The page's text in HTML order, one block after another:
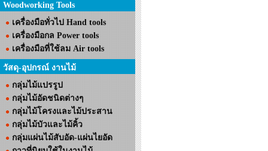
Woodworking Tools
เครื่องมือทั่วไป Hand tools
เครื่องมือกล Power tools
เครื่องมือที่ใช้ลม Air tools
วัสดุ-อุปกรณ์ งานไม้
กลุ่มไม้แปรรูป
กลุ่มไม้อัดชนิดต่างๆ
กลุ่มไม้โครงและไม้ประสาน
กลุ่มไม้บัวและไม้คิ้ว
กลุ่มแผ่นไม้สับอัด-แผ่นไยอัด